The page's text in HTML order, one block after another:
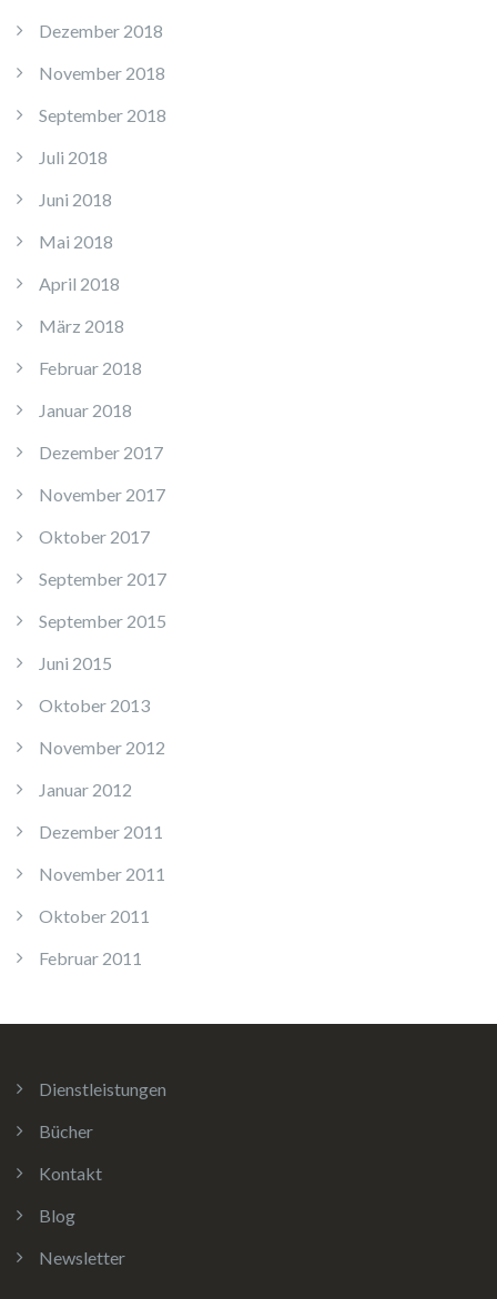
Dezember 2018
November 2018
September 2018
Juli 2018
Juni 2018
Mai 2018
April 2018
März 2018
Februar 2018
Januar 2018
Dezember 2017
November 2017
Oktober 2017
September 2017
September 2015
Juni 2015
Oktober 2013
November 2012
Januar 2012
Dezember 2011
November 2011
Oktober 2011
Februar 2011
Dienstleistungen
Bücher
Kontakt
Blog
Newsletter